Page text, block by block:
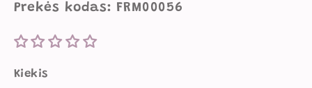
Prekės kodas: FRM00056
Kiekis